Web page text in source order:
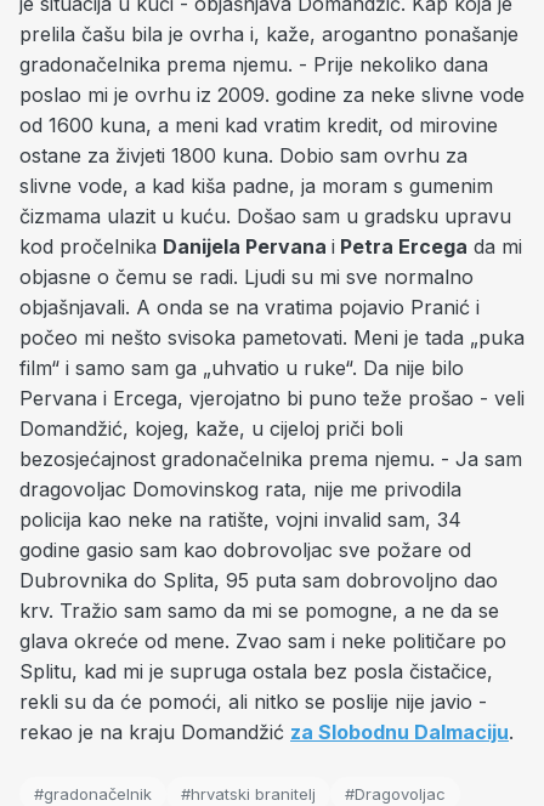
prelila čašu bila je ovrha i, kaže, arogantno ponašanje
gradonačelnika prema njemu. - Prije nekoliko dana
poslao mi je ovrhu iz 2009. godine za neke slivne vode
od 1600 kuna, a meni kad vratim kredit, od mirovine
ostane za živjeti 1800 kuna. Dobio sam ovrhu za
slivne vode, a kad kiša padne, ja moram s gumenim
čizmama ulazit u kuću. Došao sam u gradsku upravu
kod pročelnika Danijela Pervana i Petra Ercega da mi
objasne o čemu se radi. Ljudi su mi sve normalno
objašnjavali. A onda se na vratima pojavio Pranić i
počeo mi nešto svisoka pametovati. Meni je tada „puka
film“ i samo sam ga „uhvatio u ruke“. Da nije bilo
Pervana i Ercega, vjerojatno bi puno teže prošao - veli
Domandžić, kojeg, kaže, u cijeloj priči boli
bezosjećajnost gradonačelnika prema njemu. - Ja sam
dragovoljac Domovinskog rata, nije me privodila
policija kao neke na ratište, vojni invalid sam, 34
godine gasio sam kao dobrovoljac sve požare od
Dubrovnika do Splita, 95 puta sam dobrovoljno dao
krv. Tražio sam samo da mi se pomogne, a ne da se
glava okreće od mene. Zvao sam i neke političare po
Splitu, kad mi je supruga ostala bez posla čistačice,
rekli su da će pomoći, ali nitko se poslije nije javio -
rekao je na kraju Domandžić za Slobodnu Dalmaciju.
#gradonačelnik #hrvatski branitelj
#Dragovoljac